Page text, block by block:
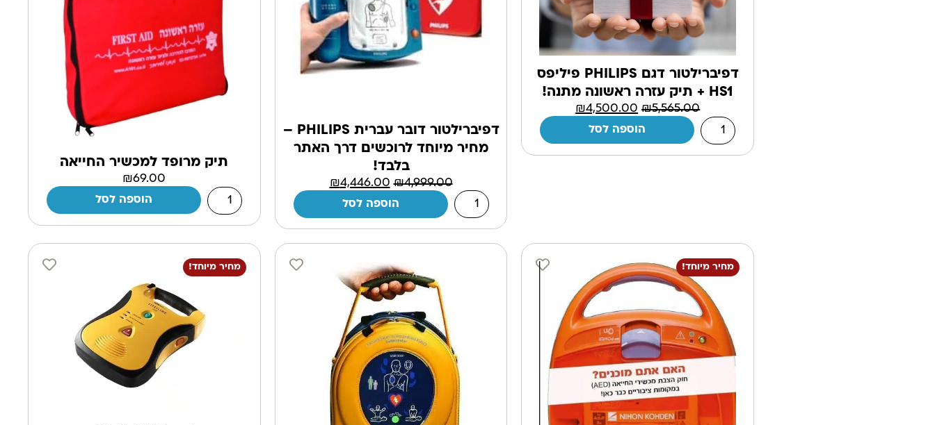
דפיברילטור דגם PHILIPS פיליפס
HS1 + תיק עזרה ראשונה מתנה!
₪5,565.00
₪4,500.00
הוספה לסל
דפיברילטור דובר עברית PHILIPS –
מחיר מיוחד לרוכשים דרך האתר
בלבד!
₪4,999.00
₪4,446.00
הוספה לסל
תיק מרופד למכשיר החייאה
₪69.00
הוספה לסל
מחיר מיוחד! מחיר מיוחד!